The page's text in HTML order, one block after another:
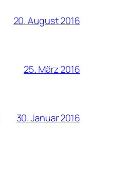
20. August 2016
25. März 2016
30. Januar 2016